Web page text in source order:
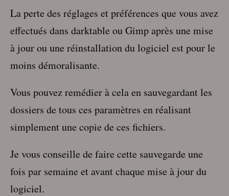
La perte des réglages et préférences que vous avez
effectués dans darktable ou Gimp après une mise
à jour ou une réinstallation du logiciel est pour le
moins démoralisante.
Vous pouvez remédier à cela en sauvegardant les
dossiers de tous ces paramètres en réalisant
simplement une copie de ces fichiers.
Je vous conseille de faire cette sauvegarde une
fois par semaine et avant chaque mise à jour du
logiciel.